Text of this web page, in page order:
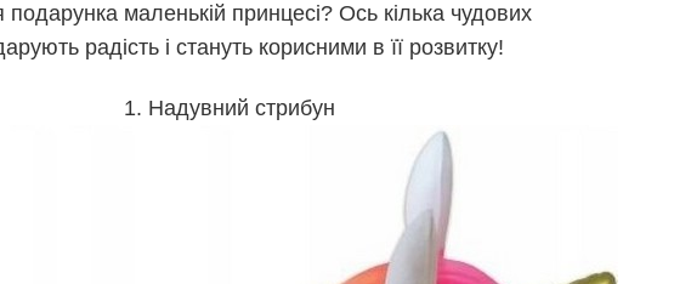
подарунка маленькій принцесі? Ось кілька чудових
радість і стануть корисними в її розвитку!
1. Надувний стрибун